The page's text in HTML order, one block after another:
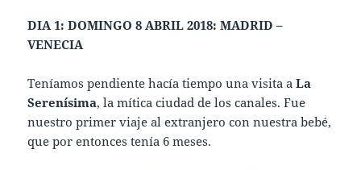
DIA 1: DOMINGO 8 ABRIL 2018: MADRID –
VENECIA
Teníamos pendiente hacía tiempo una visita a La
Serenísima, la mítica ciudad de los canales. Fue
nuestro primer viaje al extranjero con nuestra bebé,
que por entonces tenía 6 meses.